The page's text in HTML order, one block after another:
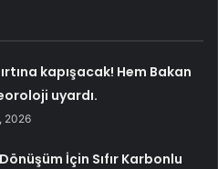
kapışacak! Hem Bakan
uyardı.
2026
İçin Sıfır Karbonlu